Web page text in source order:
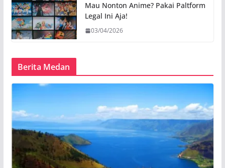
Mau Nonton Anime? Pakai Paltform
Legal Ini Aja!
03/04/2026
Berita Medan